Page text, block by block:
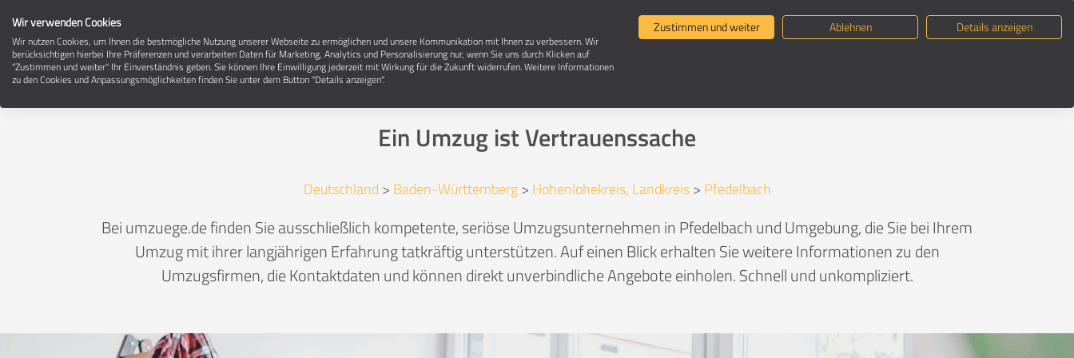
Umzugsunternehmen suchen Umzugsratgeber
Umzugsunternehmen in 74629 Pfedelbach
Ein Umzug ist Vertrauenssache
Deutschland > Baden-Württemberg> Hohenlohekreis, Landkreis> Pfedelbach
Bei umzuege.de finden Sie ausschließlich kompetente, seriöse Umzugsunternehmen in Pfedelbach und Umgebung, die Sie bei Ihrem
Umzug mit ihrer langjährigen Erfahrung tatkräftig unterstützen. Auf einen Blick erhalten Sie weitere Informationen zu den
Umzugsfirmen, die Kontaktdaten und können direkt unverbindliche Angebote einholen. Schnell und unkompliziert.
Wir verwenden Cookies
Wir nutzen Cookies, um Ihnen die bestmögliche Nutzung unserer Webseite zu ermöglichen und unsere Kommunikation mit Ihnen zu verbessern. Wir
berücksichtigen hierbei Ihre Präferenzen und verarbeiten Daten für Marketing, Analytics und Personalisierung nur, wenn Sie uns durch Klicken auf
"Zustimmen und weiter" Ihr Einverständnis geben. Sie können Ihre Einwilligung jederzeit mit Wirkung für die Zukunft widerrufen. Weitere Informationen
zu den Cookies und Anpassungsmöglichkeiten finden Sie unter dem Button "Details anzeigen".
Zustimmen und weiter Ablehnen Details anzeigen